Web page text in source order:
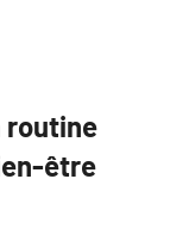
routine
être